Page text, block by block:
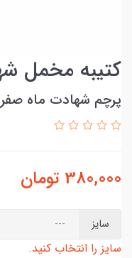
کتیبه مخمل
پرچم شهادت ماه صفر
380,000 تومان
سایز
سایز را انتخاب کنید.